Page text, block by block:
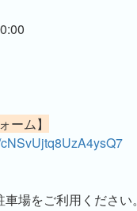
ーム】
車場をご利用ください。